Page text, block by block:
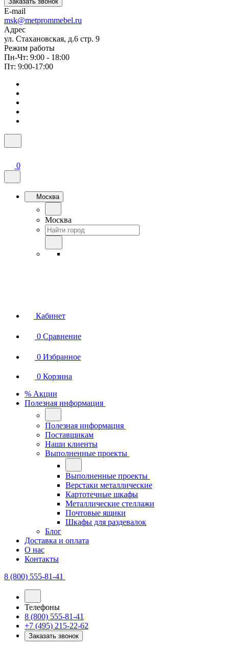
E-mail
msk@metprommebel.ru
Адрес
ул. Стахановская, д.6 стр. 9
Режим работы
Пн-Чт: 9:00 - 18:00
Пт: 9:00-17:00
0
Москва
Москва
Кабинет
0 Сравнение
0 Избранное
0 Корзина
% Акции
Полезная информация
Полезная информация
Поставщикам
Наши клиенты
Выполненные проекты
Выполненные проекты
Верстаки металлические
Картотечные шкафы
Металлические стеллажи
Почтовые ящики
Шкафы для раздевалок
Блог
Доставка и оплата
О нас
Контакты
8 (800) 555-81-41
Телефоны
8 (800) 555-81-41
+7 (495) 215-22-62
Заказать звонок